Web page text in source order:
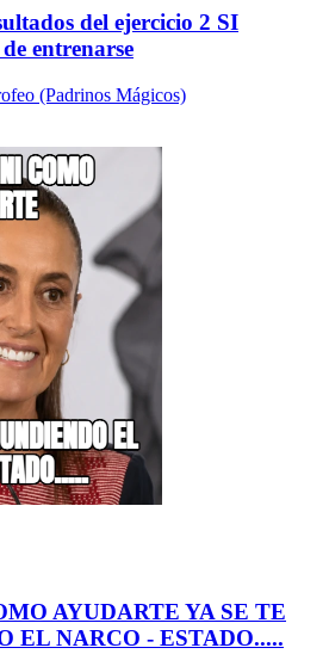
del ejercicio 2 SI
entrenarse
(Padrinos Mágicos)
AYUDARTE YA SE TE
EL NARCO - ESTADO.....